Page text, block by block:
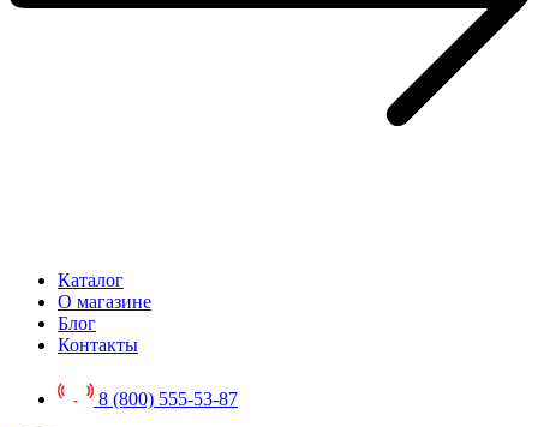
Каталог
О магазине
Блог
Контакты
8 (800) 555-53-87